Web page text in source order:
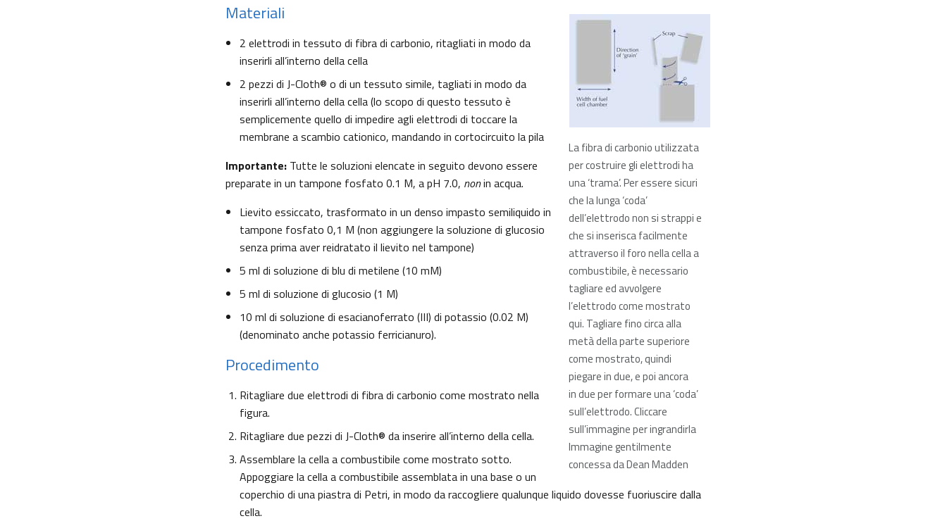
La fibra di carbonio utilizzata
per costruire gli elettrodi ha
una ‘trama’. Per essere sicuri
che la lunga ‘coda’
dell’elettrodo non si strappi e
che si inserisca facilmente
attraverso il foro nella cella a
combustibile, è necessario
tagliare ed avvolgere
l’elettrodo come mostrato
qui. Tagliare fino circa alla
metà della parte superiore
come mostrato, quindi
piegare in due, e poi ancora
in due per formare una ‘coda’
sull’elettrodo. Cliccare
sull’immagine per ingrandirla
Immagine gentilmente
concessa da Dean Madden
Materiali
2 elettrodi in tessuto di fibra di carbonio, ritagliati in modo da
inserirli all’interno della cella
2 pezzi di J-Cloth® o di un tessuto simile, tagliati in modo da
inserirli all’interno della cella (lo scopo di questo tessuto è
semplicemente quello di impedire agli elettrodi di toccare la
membrane a scambio cationico, mandando in cortocircuito la pila
Importante: Tutte le soluzioni elencate in seguito devono essere
preparate in un tampone fosfato 0.1 M, a pH 7.0, nonin acqua.
Lievito essiccato, trasformato in un denso impasto semiliquido in
tampone fosfato 0,1 M (non aggiungere la soluzione di glucosio
senza prima aver reidratato il lievito nel tampone)
5 ml di soluzione di blu di metilene (10 mM)
5 ml di soluzione di glucosio (1 M)
10 ml di soluzione di esacianoferrato (III) di potassio (0.02 M)
(denominato anche potassio ferricianuro).
Procedimento
Ritagliare due elettrodi di fibra di carbonio come mostrato nella
figura.
Ritagliare due pezzi di J-Cloth® da inserire all’interno della cella.
Assemblare la cella a combustibile come mostrato sotto.
Appoggiare la cella a combustibile assemblata in una base o un
coperchio di una piastra di Petri, in modo da raccogliere qualunque liquido dovesse fuoriuscire dalla
cella.